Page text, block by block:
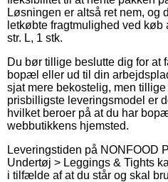
Løsningen er altså ret nem, og
letkøbte fragtmulighed ved
str. L, 1 stk.
Du bør tillige beslutte dig for at
bopæl eller ud til din
sjat mere bekostelig, men
prisbilligste leveringsmodel er
hvilket beroer på at du har
webbutikkens hjemsted.
Leveringstiden på NONFOOD
Undertøj > Leggings & Tights
i tilfælde af at du står og skal